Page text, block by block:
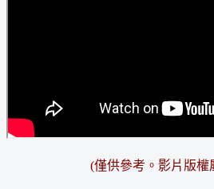
(僅供參考。影片版權